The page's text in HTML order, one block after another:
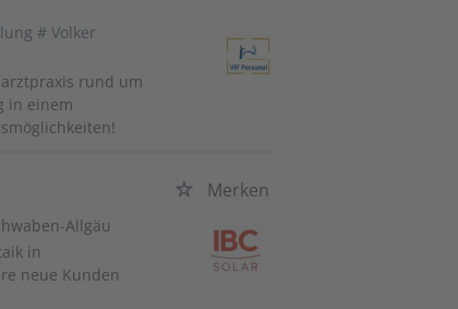
# Volker
rund um
in einem
Merken
Allgäu
in
neue Kunden